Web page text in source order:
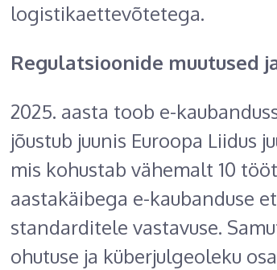
logistikaettevõtetega.
Regulatsioonide muutused
2025. aasta toob e-
jõustub juunis Euroopa Liidus
mis kohustab vähemalt 10
aastakäibega e-kaubanduse
standarditele vastavuse.
ohutuse ja küberjulgeoleku